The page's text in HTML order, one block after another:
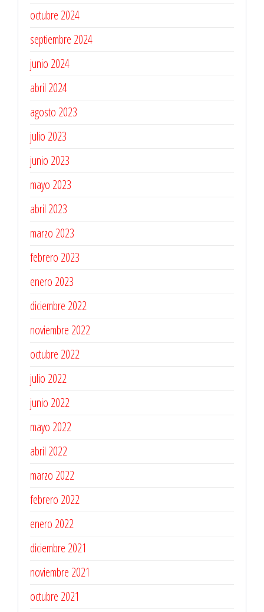
octubre 2024
septiembre 2024
junio 2024
abril 2024
agosto 2023
julio 2023
junio 2023
mayo 2023
abril 2023
marzo 2023
febrero 2023
enero 2023
diciembre 2022
noviembre 2022
octubre 2022
julio 2022
junio 2022
mayo 2022
abril 2022
marzo 2022
febrero 2022
enero 2022
diciembre 2021
noviembre 2021
octubre 2021